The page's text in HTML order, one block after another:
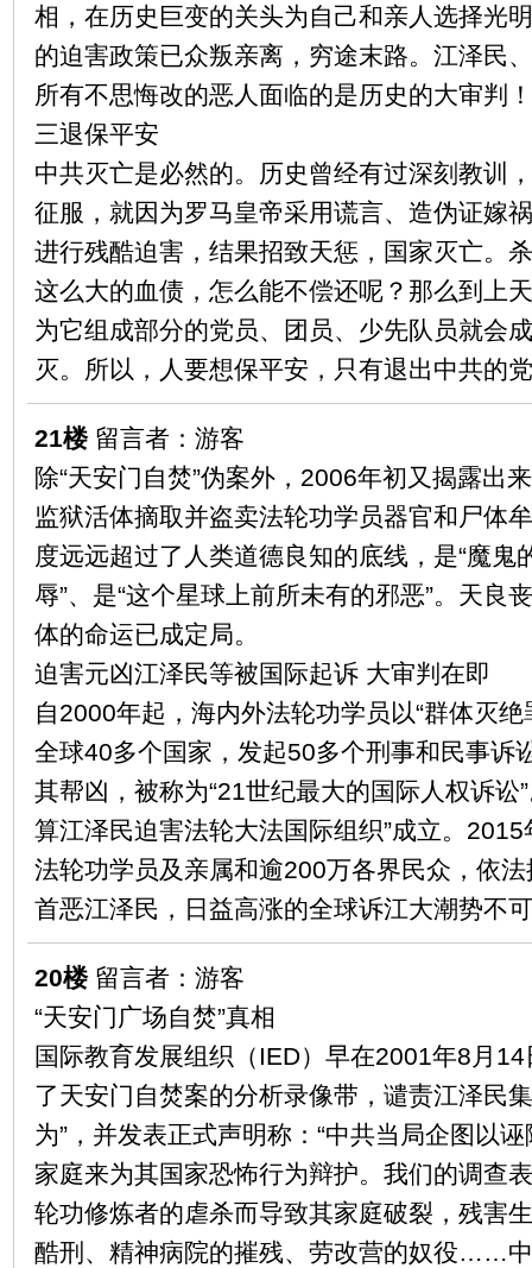
相，在历史巨变的关头为自己和亲人选择光
的迫害政策已众叛亲离，穷途末路。江泽民
所有不思悔改的恶人面临的是历史的大审判！
三退保平安
中共灭亡是必然的。历史曾经有过深刻教训
征服，就因为罗马皇帝采用谎言、造伪证嫁
进行残酷迫害，结果招致天惩，国家灭亡。
这么大的血债，怎么能不偿还呢？那么到上
为它组成部分的党员、团员、少先队员就会
灭。所以，人要想保平安，只有退出中共的
21楼留言者：游客
除“天安门自焚”伪案外，2006年初又揭露出
监狱活体摘取并盗卖法轮功学员器官和尸体
度远远超过了人类道德良知的底线，是“魔鬼
辱”、是“这个星球上前所未有的邪恶”。天良
体的命运已成定局。
迫害元凶江泽民等被国际起诉 大审判在即
自2000年起，海内外法轮功学员以“群体灭
全球40多个国家，发起50多个刑事和民事诉
其帮凶，被称为“21世纪最大的国际人权诉讼
算江泽民迫害法轮大法国际组织”成立。
法轮功学员及亲属和逾200万各界民众，依
首恶江泽民，日益高涨的全球诉江大潮势
20楼留言者：游客
“天安门广场自焚”真相
国际教育发展组织（IED）早在2001年8月
了天安门自焚案的分析录像带，谴责江泽民
为”，并发表正式声明称：“中共当局企图以
家庭来为其国家恐怖行为辩护。我们的调查
轮功修炼者的虐杀而导致其家庭破裂，残害
酷刑、精神病院的摧残、劳改营的奴役……